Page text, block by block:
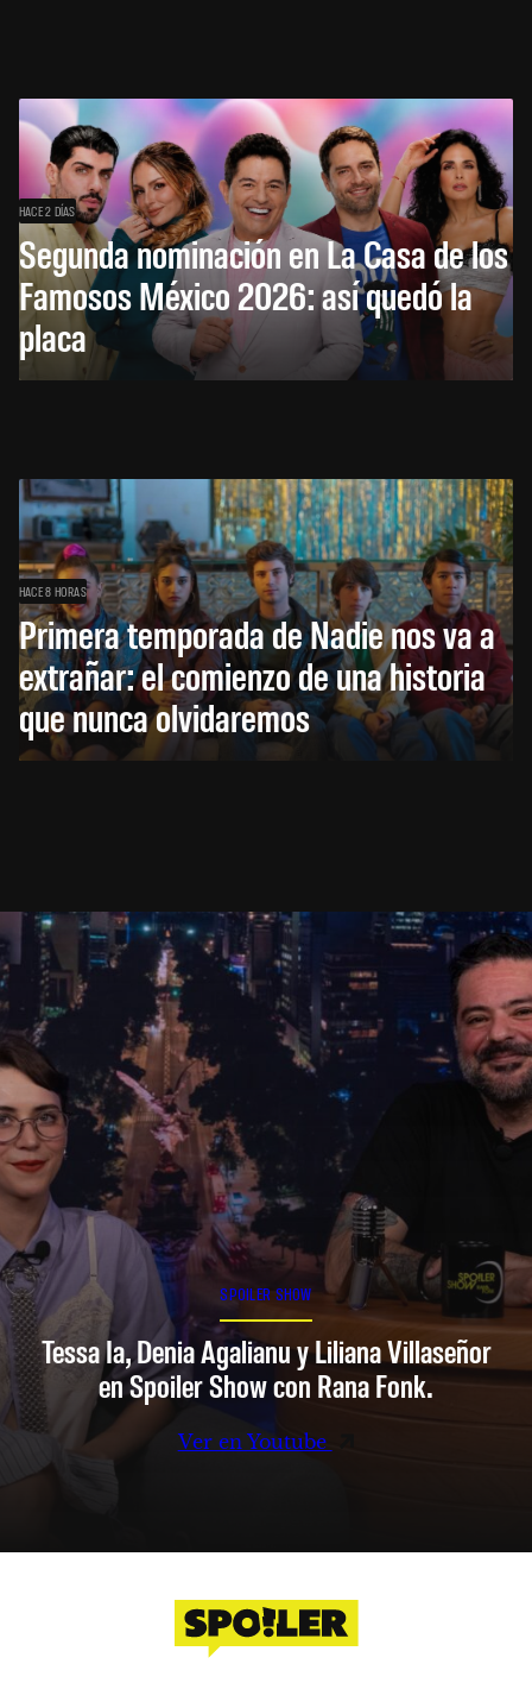
HACE 2 DÍAS
Segunda nominación en La Casa de los
Famosos México 2026: así quedó la
placa
HACE 8 HORAS
Primera temporada de Nadie nos va a
extrañar: el comienzo de una historia
que nunca olvidaremos
SPOILER SHOW
Tessa Ia, Denia Agalianu y Liliana Villaseñor
en Spoiler Show con Rana Fonk.
Ver en Youtube